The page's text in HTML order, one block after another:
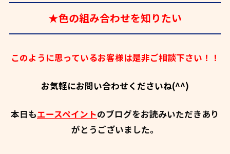
★色の組み合わせを知りたい
このように思っているお客様は是非ご相談下さい！！
お気軽にお問い合わせくださいね(^^)
本日もエースペイントのブログをお読みいただきあり
がとうございました。